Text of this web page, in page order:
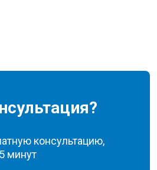
консультацию,
минут